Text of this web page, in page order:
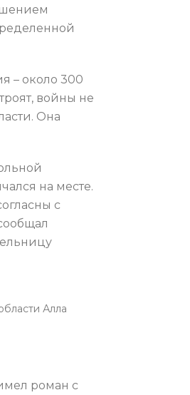
– около 300
войны не
Она
на месте.
с
Алла
роман с